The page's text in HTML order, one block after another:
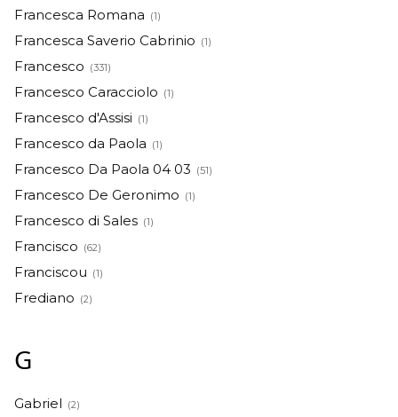
Francesca Romana (1)
Francesca Saverio Cabrinio (1)
Francesco (331)
Francesco Caracciolo (1)
Francesco d'Assisi (1)
Francesco da Paola (1)
Francesco Da Paola 04 03 (51)
Francesco De Geronimo (1)
Francesco di Sales (1)
Francisco (62)
Franciscou (1)
Frediano (2)
G
Gabriel (2)